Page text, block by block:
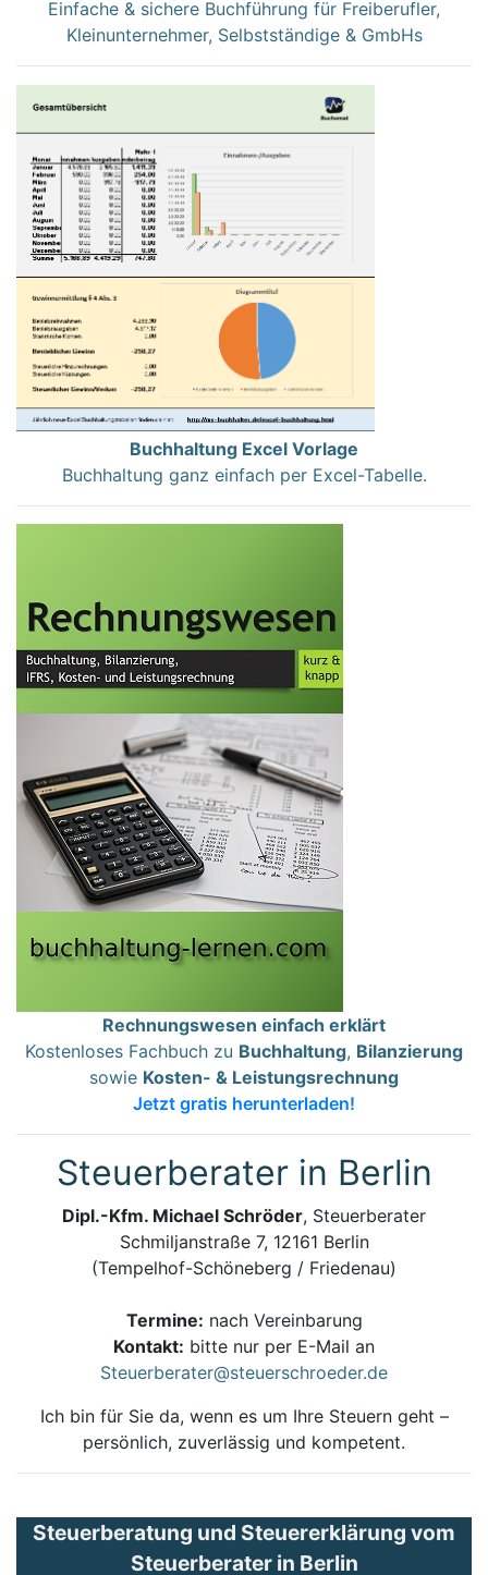
Einfache & sichere Buchführung für Freiberufler,
Kleinunternehmer, Selbstständige & GmbHs
Buchhaltung Excel Vorlage
Buchhaltung ganz einfach per Excel-Tabelle.
Rechnungswesen einfach erklärt
Kostenloses Fachbuch zu Buchhaltung, Bilanzierung
sowie Kosten- & Leistungsrechnung
Jetzt gratis herunterladen!
Steuerberater in Berlin
Dipl.-Kfm. Michael Schröder, Steuerberater
Schmiljanstraße 7, 12161 Berlin
(Tempelhof-Schöneberg / Friedenau)
Termine: nach Vereinbarung
Kontakt: bitte nur per E-Mail an
Steuerberater@steuerschroeder.de
Ich bin für Sie da, wenn es um Ihre Steuern geht –
persönlich, zuverlässig und kompetent.
Steuerberatung und Steuererklärung vom
Steuerberater in Berlin